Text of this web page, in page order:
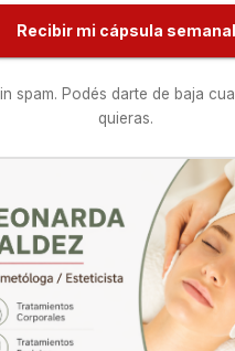
Recibir mi cápsula semanal
spam. Podés darte de baja
quieras.